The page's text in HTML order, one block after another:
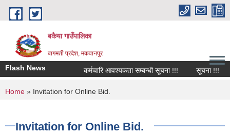
Skip to main content
बकैया गाउँपालिका
बागमती प्रदेश, मकवानपुर
Flash News कर्मचारि आवश्यकता सम्बन्धी सूचना !!! सूचना !!!
You are here
Home » Invitation for Online Bid.
Invitation for Online Bid.